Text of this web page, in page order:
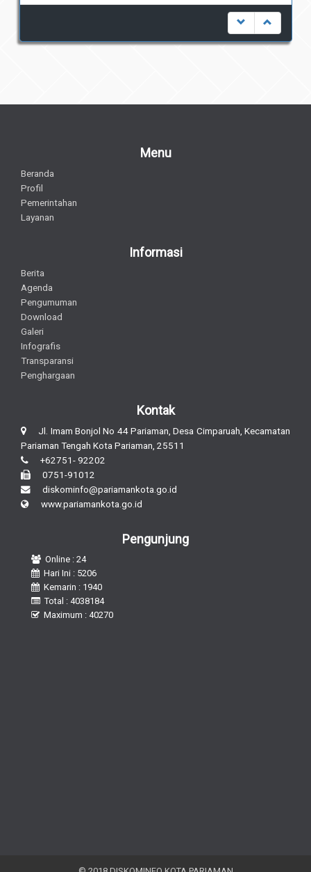
Menu
Beranda
Profil
Pemerintahan
Layanan
Informasi
Berita
Agenda
Pengumuman
Download
Galeri
Infografis
Transparansi
Penghargaan
Kontak
Jl. Imam Bonjol No 44 Pariaman, Desa Cimparuah, Kecamatan
Pariaman Tengah Kota Pariaman, 25511
+62751- 92202
0751-91012
diskominfo@pariamankota.go.id
www.pariamankota.go.id
Pengunjung
Online : 24
Hari Ini : 5206
Kemarin : 1940
Total : 4038184
Maximum : 40270